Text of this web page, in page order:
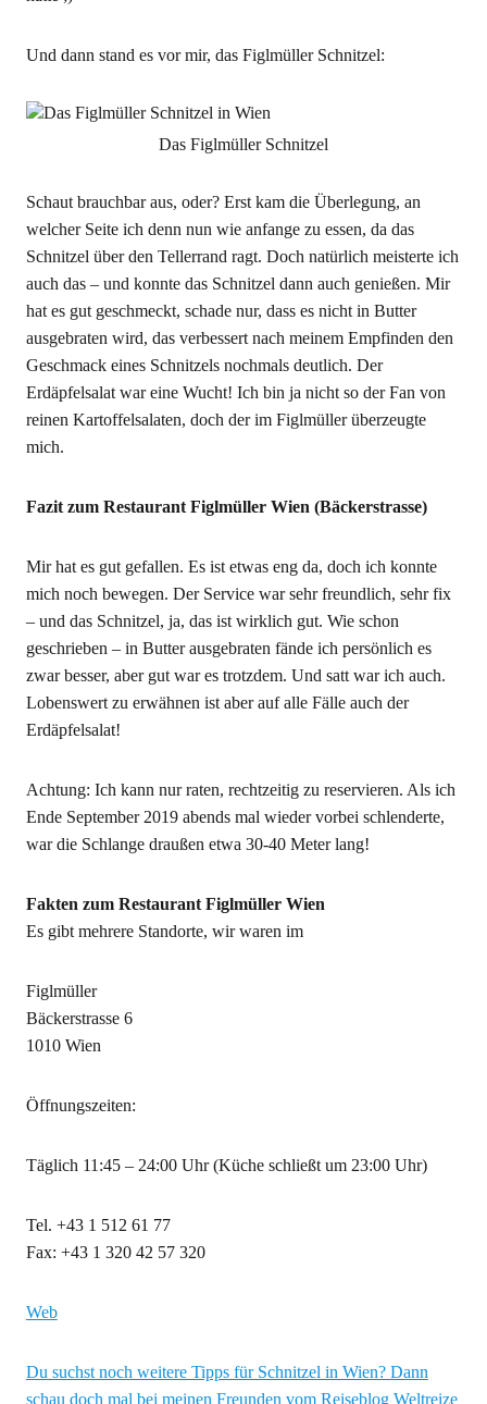
Und dann stand es vor mir, das Figlmüller Schnitzel:
Das Figlmüller Schnitzel
Schaut brauchbar aus, oder? Erst kam die Überlegung, an
welcher Seite ich denn nun wie anfange zu essen, da das
Schnitzel über den Tellerrand ragt. Doch natürlich meisterte ich
auch das – und konnte das Schnitzel dann auch genießen. Mir
hat es gut geschmeckt, schade nur, dass es nicht in Butter
ausgebraten wird, das verbessert nach meinem Empfinden den
Geschmack eines Schnitzels nochmals deutlich. Der
Erdäpfelsalat war eine Wucht! Ich bin ja nicht so der Fan von
reinen Kartoffelsalaten, doch der im Figlmüller überzeugte
mich.
Fazit zum Restaurant Figlmüller Wien (Bäckerstrasse)
Mir hat es gut gefallen. Es ist etwas eng da, doch ich konnte
mich noch bewegen. Der Service war sehr freundlich, sehr fix
– und das Schnitzel, ja, das ist wirklich gut. Wie schon
geschrieben – in Butter ausgebraten fände ich persönlich es
zwar besser, aber gut war es trotzdem. Und satt war ich auch.
Lobenswert zu erwähnen ist aber auf alle Fälle auch der
Erdäpfelsalat!
Achtung: Ich kann nur raten, rechtzeitig zu reservieren. Als ich
Ende September 2019 abends mal wieder vorbei schlenderte,
war die Schlange draußen etwa 30-40 Meter lang!
Fakten zum Restaurant Figlmüller Wien
Es gibt mehrere Standorte, wir waren im
Figlmüller
Bäckerstrasse 6
1010 Wien
Öffnungszeiten:
Täglich 11:45 – 24:00 Uhr (Küche schließt um 23:00 Uhr)
Tel. +43 1 512 61 77
Fax: +43 1 320 42 57 320
Web
Du suchst noch weitere Tipps für Schnitzel in Wien? Dann
schau doch mal bei meinen Freunden vom Reiseblog Weltreize